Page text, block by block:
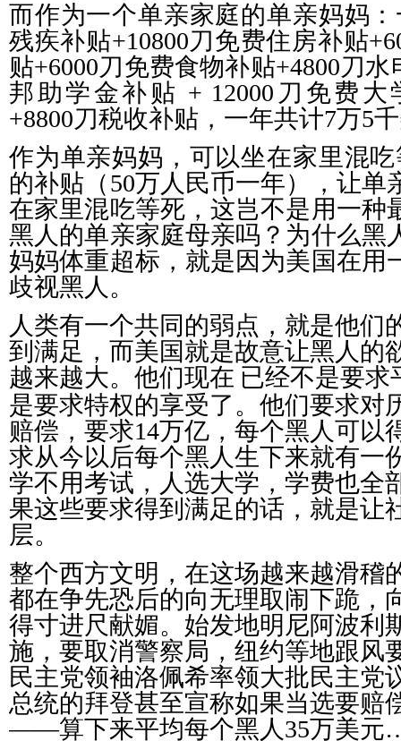
而作为一个单亲家庭的单亲妈妈
残疾补贴+10800刀免费住房补贴
贴+6000刀免费食物补贴+4800刀水
邦助学金补贴 + 12000 刀免费大
+8800刀税收补贴，一年共计7万5
作为单亲妈妈，可以坐在家里混
的补贴（50万人民币一年），让单
在家里混吃等死，这岂不是用一种
黑人的单亲家庭母亲吗？为什么黑
妈妈体重超标，就是因为美国在用
歧视黑人。
人类有一个共同的弱点，就是他们
到满足，而美国就是故意让黑人的
越来越大。他们现在 已经不是要求
是要求特权的享受了。他们要求对
赔偿，要求14万亿，每个黑人可以
求从今以后每个黑人生下来就有一
学不用考试，人选大学，学费也全
果这些要求得到满足的话，就是让
层。
整个西方文明，在这场越来越滑稽
都在争先恐后的向无理取闹下跪，
得寸进尺献媚。始发地明尼阿波利
施，要取消警察局，纽约等地跟
民主党领袖洛佩希率领大批民主党
总统的拜登甚至宣称如果当选要赔
——算下来平均每个黑人 35万美元